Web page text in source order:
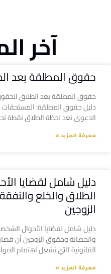
آخر
حقوق المطلقة بعد
حقوق المطلقة بعد الطلاق
دليل حقوق المطلقة: المستحقات
الدعوى تعد لحظة الطلاق نقطة
معرفة المزيد »
دليل شامل لقضايا
الطلاق والخلع
الزوجين
دليل شامل لقضايا الأحوال
والحضانة وحقوق الزوجين أن
القانونية التي تشغل اهتمام
معرفة المزيد »